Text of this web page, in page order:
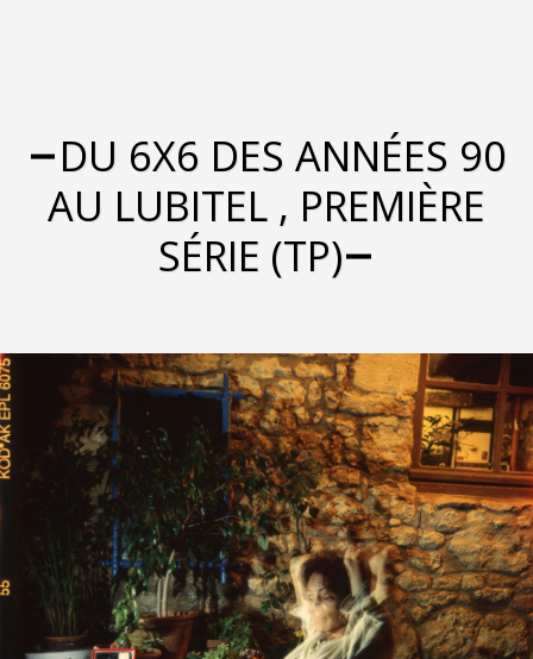
DU 6X6 DES ANNÉES 90
AU LUBITEL , PREMIÈRE
SÉRIE (TP)